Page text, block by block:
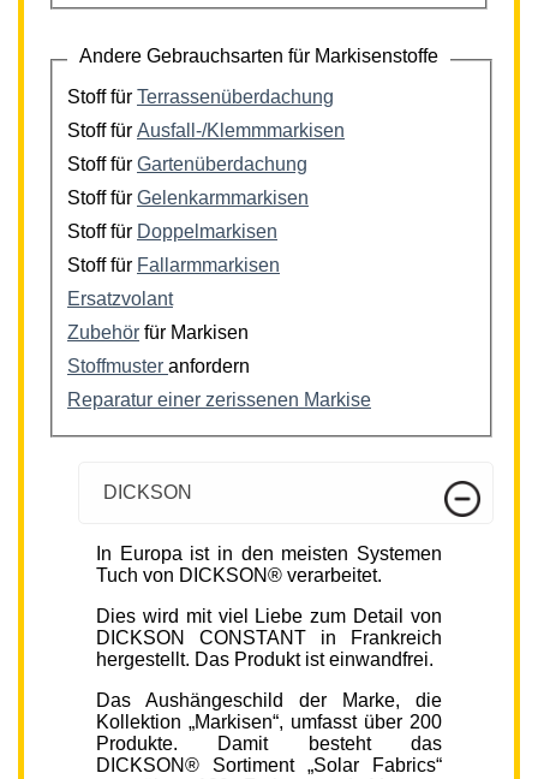
Andere Gebrauchsarten für Markisenstoffe
Stoff für Terrassenüberdachung
Stoff für Ausfall-/Klemmmarkisen
Stoff für Gartenüberdachung
Stoff für Gelenkarmmarkisen
Stoff für Doppelmarkisen
Stoff für Fallarmmarkisen
Ersatzvolant
Zubehör für Markisen
Stoffmuster anfordern
Reparatur einer zerissenen Markise
DICKSON
In Europa ist in den meisten Systemen
Tuch von DICKSON® verarbeitet.
Dies wird mit viel Liebe zum Detail von
DICKSON CONSTANT in Frankreich
hergestellt. Das Produkt ist einwandfrei.
Das Aushängeschild der Marke, die
Kollektion „Markisen“, umfasst über 200
Produkte. Damit besteht das
DICKSON® Sortiment „Solar Fabrics“